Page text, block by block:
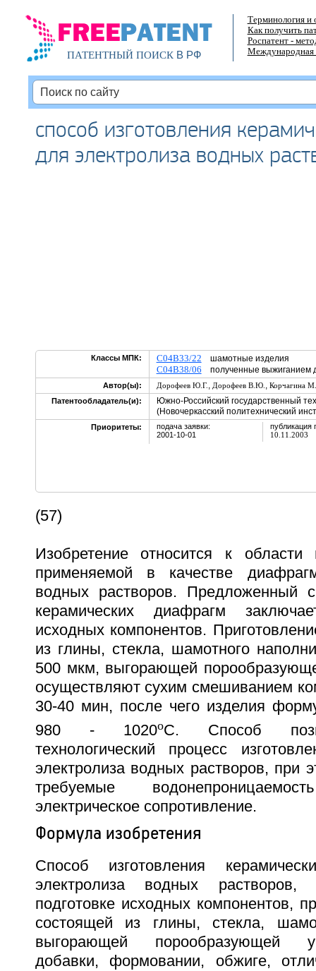
ПАТЕНТНЫЙ ПОИСКВ РФ
Терминология и
Как получить
Роспатент -
Международная
способ изготовления
для электролиза водных
Классы МПК: C04B33/22 шамотные изделия
C04B38/06 полученные выжиганием
Автор(ы): Дорофеев Ю.Г. , Дорофеев В.Ю. , Корчагина
Патентообладатель(и):
Южно-Российский государственный
(Новочеркасский политехнический
Приоритеты:
подача заявки:
2001-10-01
публикация
10.11.2003
(57)
Изобретение относится к области
применяемой в качестве
водных растворов. Предложенный
керамических диафрагм
исходных компонентов.
из глины, стекла, шамотного
500 мкм, выгорающей
осуществляют сухим смешиванием
30-40 мин, после чего изделия
980 - 1020oС. Способ
технологический процесс
электролиза водных растворов, при
требуемые
электрическое сопротивление.
Формула изобретения
Способ изготовления
электролиза водных
подготовке исходных компонентов,
состоящей из глины, стекла,
выгорающей порообразующей
добавки, формовании, обжиге,